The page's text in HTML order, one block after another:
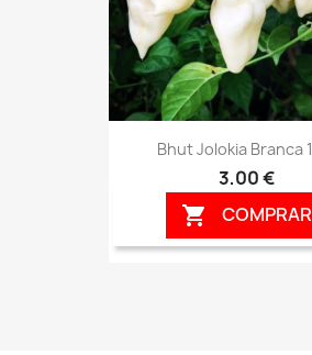
Bhut Jolokia Branca
3,00 €
 COMPRAR